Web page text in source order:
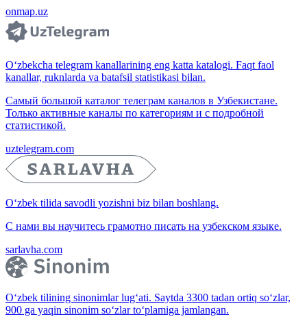
onmap.uz
O‘zbekcha telegram kanallarining eng katta katalogi. Faqt faol
kanallar, ruknlarda va batafsil statistikasi bilan.
Самый большой каталог телеграм каналов в Узбекистане.
Только активные каналы по категориям и с подробной
статистикой.
uztelegram.com
O‘zbek tilida savodli yozishni biz bilan boshlang.
С нами вы научитесь грамотно писать на узбекском языке.
sarlavha.com
O‘zbek tilining sinonimlar lug‘ati. Saytda 3300 tadan ortiq so‘zlar,
900 ga yaqin sinonim so‘zlar to‘plamiga jamlangan.